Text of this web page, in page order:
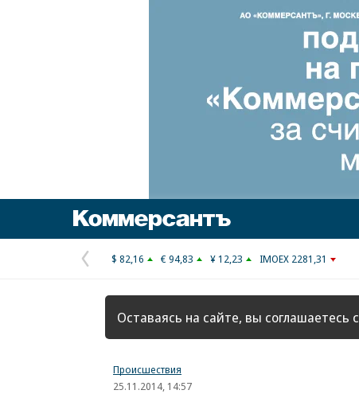
Предыдущая
страница
$ 82,16 € 94,83 ¥ 12,23 IMOEX 2281,31
Оставаясь на сайте, вы соглашаетесь с
Происшествия
25.11.2014, 14:57